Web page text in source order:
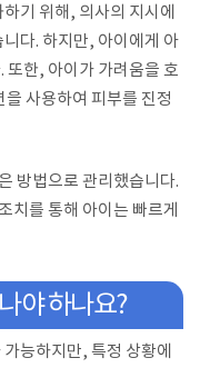
기 위해, 의사의 지시에
다. 하지만, 아이에게 아
또한, 아이가 가려움을 호
사용하여 피부를 진정
방법으로 관리했습니다.
치를 통해 아이는 빠르게
야 하나요?
능하지만, 특정 상황에